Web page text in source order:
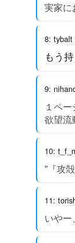
実家に
8: tybalt
もう
9:
１ペ
欲望流
10:
"『攻
11:
いやー